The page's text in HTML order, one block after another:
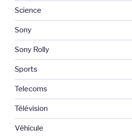
Science
Sony
Sony Rolly
Sports
Telecoms
Télévision
Véhicule